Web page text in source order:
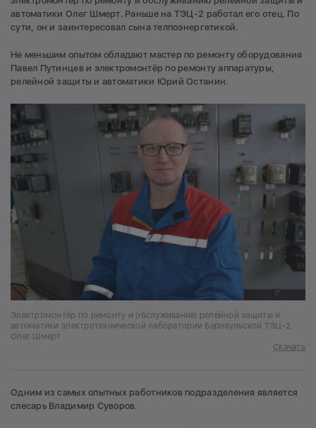
автоматики Олег Шмерт. Раньше на ТЭЦ-2 работал его отец. По
сути, он и заинтересовал сына телпоэнергетикой.
Не меньшим опытом обладают мастер по ремонту оборудования
Павел Путинцев и электромонтёр по ремонту аппаратуры,
релейной защиты и автоматики Юрий Останин.
Электромонтёр по ремонту и обслуживанию релейной защиты и
автоматики электротехнической лаборатории Барнаульской ТЭЦ-2
Олег Шмерт
Скачать
Одним из самых опытных работников подразделения является
слесарь Владимир Суворов.